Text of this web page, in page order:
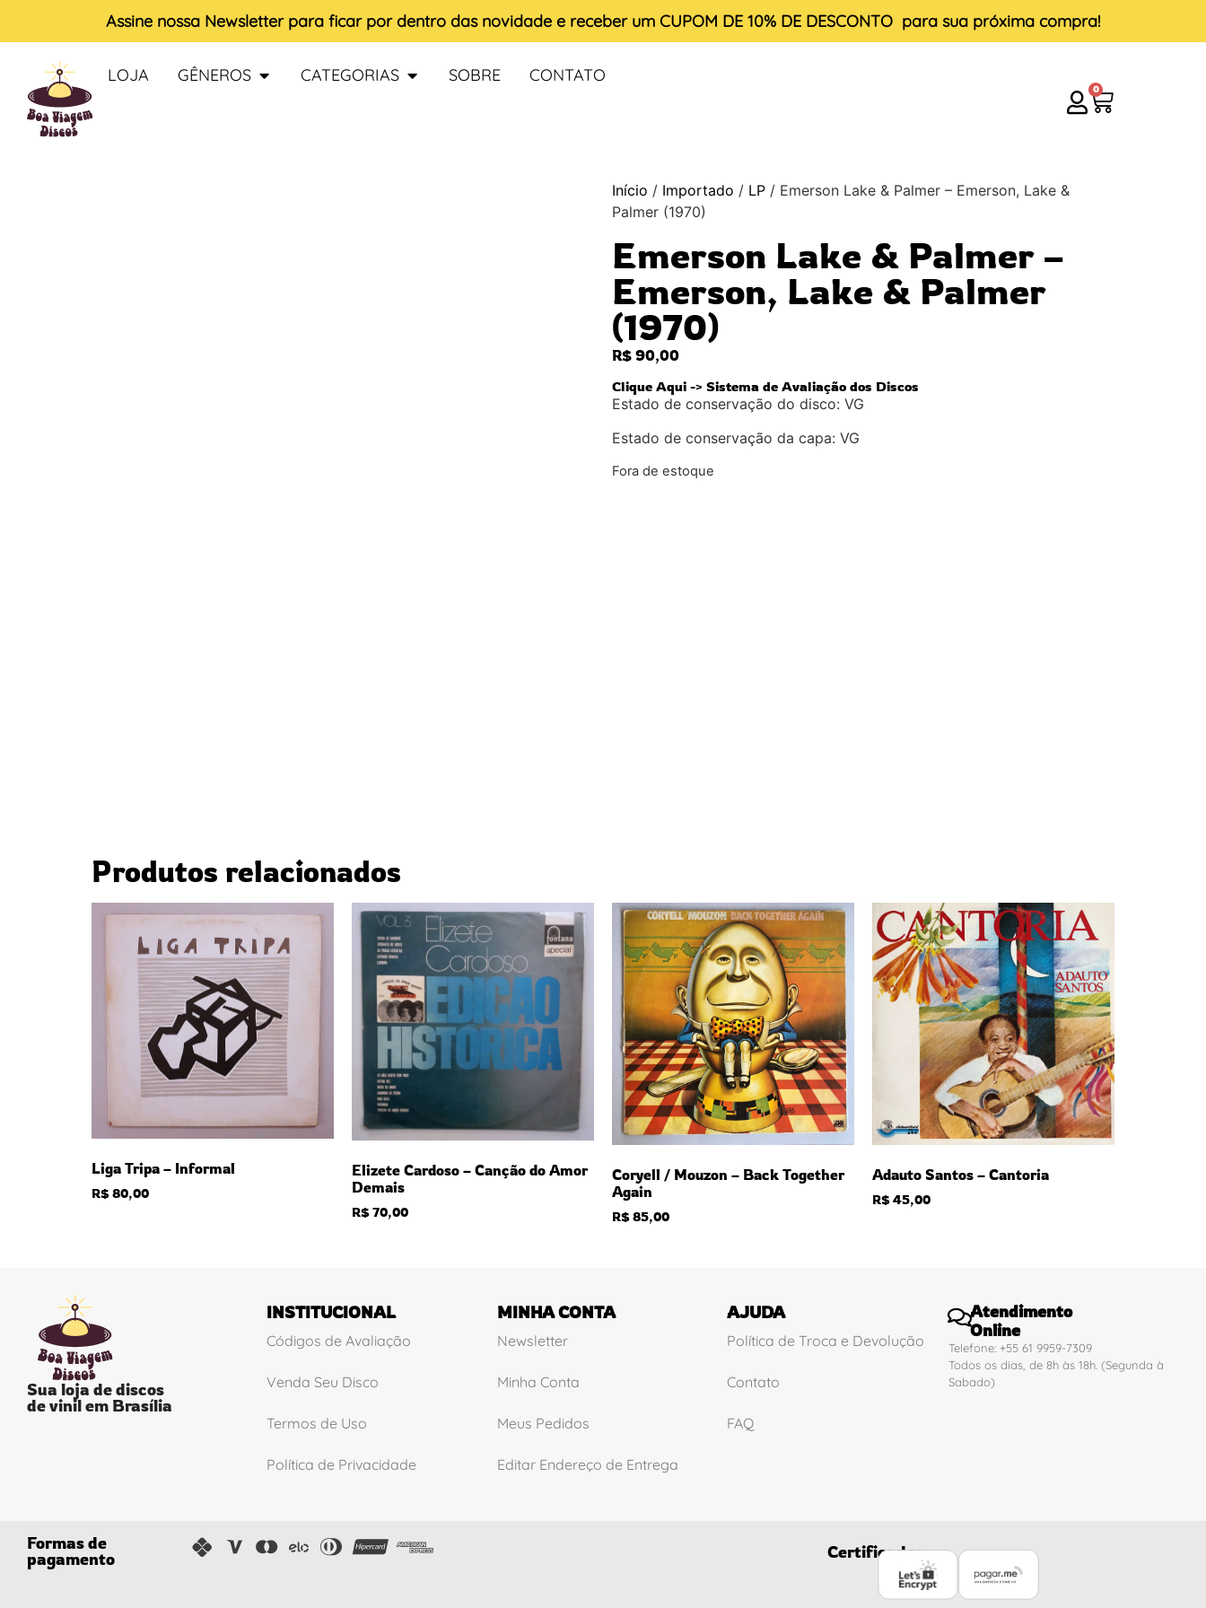
Assine nossa Newsletter para ficar por dentro das novidade e receber um CUPOM DE 10% DE DESCONTO para sua próxima compra!
LOJA GÊNEROS CATEGORIAS SOBRE CONTATO
0
Início / Importado / LP / Emerson Lake & Palmer – Emerson, Lake &
Palmer (1970)
Emerson Lake & Palmer –
Emerson, Lake & Palmer
(1970)
R$ 90,00
Clique Aqui -> Sistema de Avaliação dos Discos
Estado de conservação do disco: VG
Estado de conservação da capa: VG
Fora de estoque
Produtos relacionados
Liga Tripa – Informal
R$80,00
Elizete Cardoso – Canção do Amor
Demais
R$70,00
Coryell / Mouzon – Back Together
Again
R$85,00
Adauto Santos – Cantoria
R$45,00
Sua loja de discos
de vinil em Brasília
INSTITUCIONAL
Códigos de Avaliação
Venda Seu Disco
Termos de Uso
Política de Privacidade
MINHA CONTA
Newsletter
Minha Conta
Meus Pedidos
Editar Endereço de Entrega
AJUDA
Política de Troca e Devolução
Contato
FAQ
Atendimento
Online
Telefone: +55 61 9959-7309
Todos os dias, de 8h às 18h. (Segunda à
Sabado)
Formas de
pagamento
Certificados